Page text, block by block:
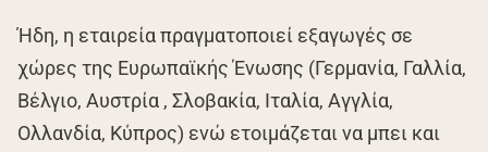
Ήδη, η εταιρεία πραγματοποιεί εξαγωγές σε
χώρες της Ευρωπαϊκής Ένωσης (Γερμανία, Γαλλία,
Βέλγιο, Αυστρία , Σλοβακία, Ιταλία, Αγγλία,
Ολλανδία, Κύπρος) ενώ ετοιμάζεται να μπει και